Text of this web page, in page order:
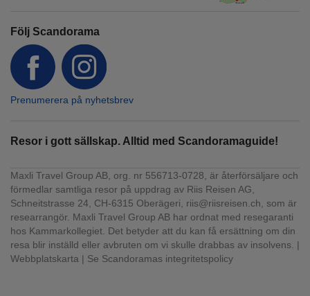
Följ Scandorama
Prenumerera på nyhetsbrev
Resor i gott sällskap. Alltid med Scandoramaguide!
Maxli Travel Group AB, org. nr 556713-0728, är återförsäljare och
förmedlar samtliga resor på uppdrag av Riis Reisen AG,
Schneitstrasse 24, CH-6315 Oberägeri, riis@riisreisen.ch, som är
researrangör. Maxli Travel Group AB har ordnat med resegaranti
hos Kammarkollegiet. Det betyder att du kan få ersättning om din
resa blir inställd eller avbruten om vi skulle drabbas av insolvens. |
Webbplatskarta | Se Scandoramas integritetspolicy